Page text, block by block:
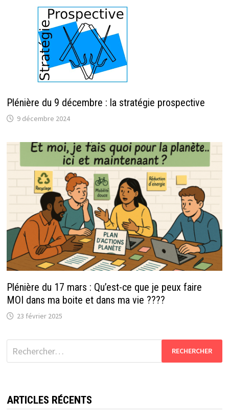
Plénière du 9 décembre : la stratégie prospective
9 décembre 2024
Plénière du 17 mars : Qu’est-ce que je peux faire
MOI dans ma boite et dans ma vie ????
23 février 2025
Rechercher :
ARTICLES RÉCENTS